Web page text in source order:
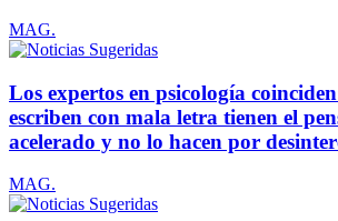
MAG.
Los expertos en psicología
escriben con mala letra tienen el
acelerado y no lo hacen por
MAG.